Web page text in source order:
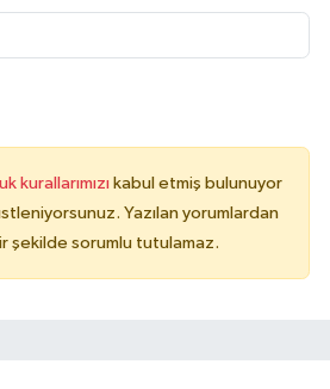
kurallarımızı kabul etmiş bulunuyor
Yazılan yorumlardan
şekilde sorumlu tutulamaz.